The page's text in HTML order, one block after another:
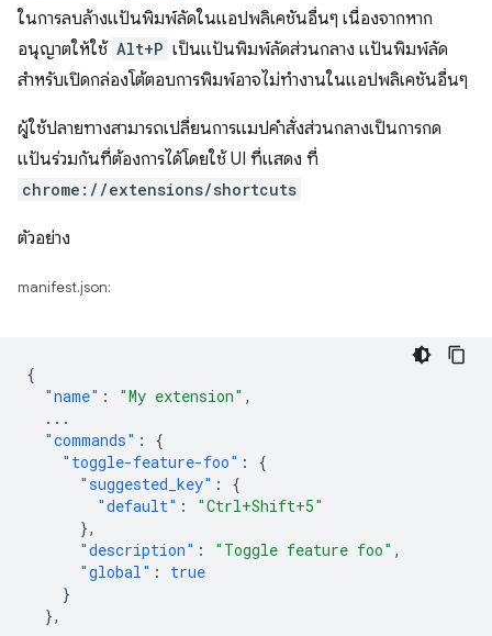
ในการลบล้างแป้นพิมพ์ลัดในแอปพลิเคชันอื่นๆ เนื่องจากหาก
อนุญาตให้ใช้ Alt+P เป็นแป้นพิมพ์ลัดส่วนกลาง แป้นพิมพ์ลัด
สำหรับเปิดกล่องโต้ตอบการพิมพ์อาจไม่ทำงานในแอปพลิเคชันอื่นๆ
ผู้ใช้ปลายทางสามารถเปลี่ยนการแมปคำสั่งส่วนกลางเป็นการกด
แป้นร่วมกันที่ต้องการได้โดยใช้ UI ที่แสดง ที่
chrome://extensions/shortcuts
ตัวอย่าง
manifest.json:
{
"name" : "My extension" ,
...
"commands" :
{
"toggle-feature-foo" :
{
"suggested_key" :
{
"default" :
"Ctrl+Shift+5"
},
"description" : "Toggle feature foo" ,
"global" :
true
}
},